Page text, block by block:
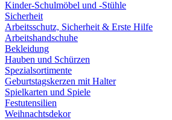
Kinder-Schulmöbel und -Stühle
Sicherheit
Arbeitsschutz, Sicherheit & Erste Hilfe
Arbeitshandschuhe
Bekleidung
Hauben und Schürzen
Spezialsortimente
Geburtstagskerzen mit Halter
Spielkarten und Spiele
Festutensilien
Weihnachtsdekor